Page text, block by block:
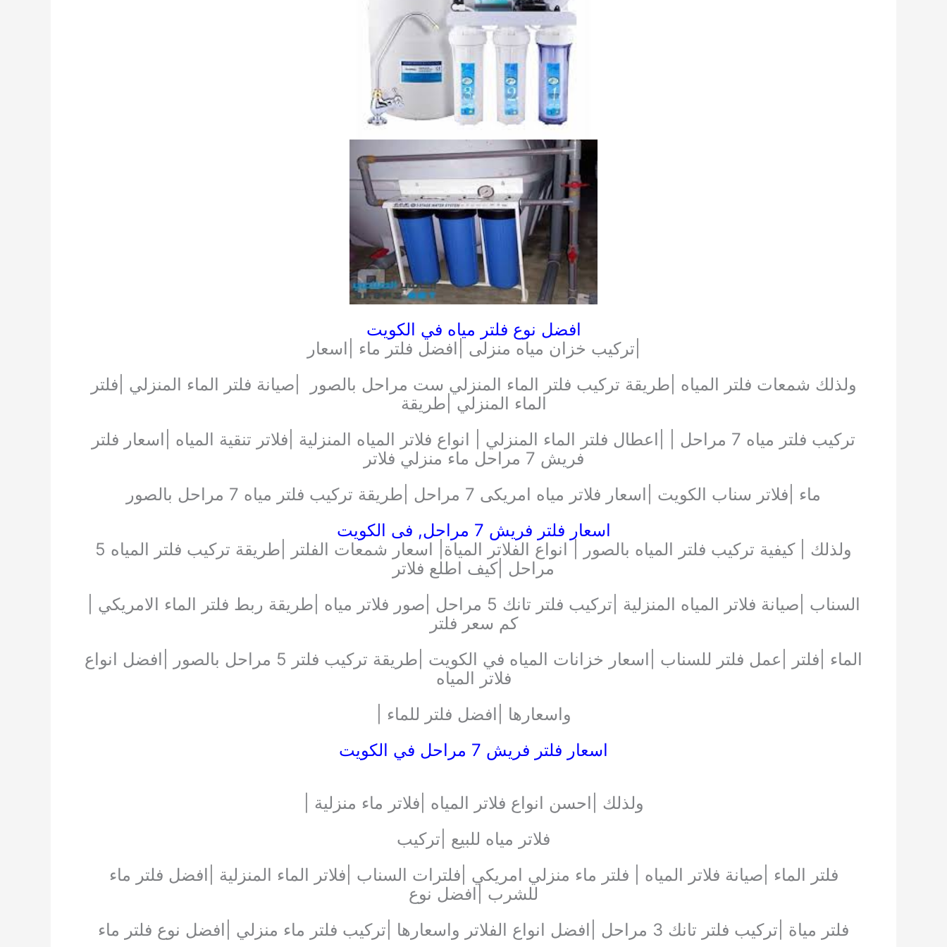
افضل نوع فلتر مياه في الكويت
|تركيب خزان مياه منزلى |افضل فلتر ماء |اسعار
ولذلك شمعات فلتر المياه |طريقة تركيب فلتر الماء المنزلي ست مراحل بالصور |صيانة فلتر الماء المنزلي |فلتر
الماء المنزلي |طريقة
تركيب فلتر مياه 7 مراحل | |اعطال فلتر الماء المنزلي | انواع فلاتر المياه المنزلية |فلاتر تنقية المياه |اسعار فلتر
فريش 7 مراحل ماء منزلي فلاتر
ماء |فلاتر سناب الكويت |اسعار فلاتر مياه امريكى 7 مراحل |طريقة تركيب فلتر مياه 7 مراحل بالصور
اسعار فلتر فريش 7 مراحل, فى الكويت
ولذلك | كيفية تركيب فلتر المياه بالصور | انواع الفلاتر المياة| اسعار شمعات الفلتر |طريقة تركيب فلتر المياه 5
مراحل |كيف اطلع فلاتر
السناب |صيانة فلاتر المياه المنزلية |تركيب فلتر تانك 5 مراحل |صور فلاتر مياه |طريقة ربط فلتر الماء الامريكي |
كم سعر فلتر
الماء |فلتر |عمل فلتر للسناب |اسعار خزانات المياه في الكويت |طريقة تركيب فلتر 5 مراحل بالصور |افضل انواع
فلاتر المياه
واسعارها |افضل فلتر للماء |
اسعار فلتر فريش 7 مراحل في الكويت
ولذلك |احسن انواع فلاتر المياه |فلاتر ماء منزلية |
فلاتر مياه للبيع |تركيب
فلتر الماء |صيانة فلاتر المياه | فلتر ماء منزلي امريكي |فلترات السناب |فلاتر الماء المنزلية |افضل فلتر ماء
للشرب |افضل نوع
فلتر مياة |تركيب فلتر تانك 3 مراحل |افضل انواع الفلاتر واسعارها |تركيب فلتر ماء منزلي |افضل نوع فلتر ماء